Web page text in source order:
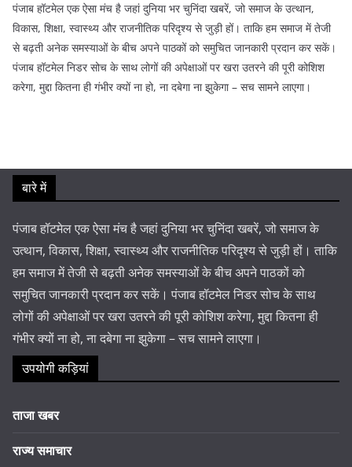
पंजाब हॉटमेल एक ऐसा मंच है जहां दुनिया भर चुनिंदा खबरें, जो समाज के उत्थान,
विकास, शिक्षा, स्वास्थ्य और राजनीतिक परिदृश्य से जुड़ी हों। ताकि हम समाज में तेजी
से बढ़ती अनेक समस्याओं के बीच अपने पाठकों को समुचित जानकारी प्रदान कर सकें।
पंजाब हॉटमेल निडर सोच के साथ लोगों की अपेक्षाओं पर खरा उतरने की पूरी कोशिश
करेगा, मुद्दा कितना ही गंभीर क्यों ना हो, ना दबेगा ना झुकेगा – सच सामने लाएगा।
बारे में
पंजाब हॉटमेल एक ऐसा मंच है जहां दुनिया भर चुनिंदा खबरें, जो समाज के
उत्थान, विकास, शिक्षा, स्वास्थ्य और राजनीतिक परिदृश्य से जुड़ी हों। ताकि
हम समाज में तेजी से बढ़ती अनेक समस्याओं के बीच अपने पाठकों को
समुचित जानकारी प्रदान कर सकें। पंजाब हॉटमेल निडर सोच के साथ
लोगों की अपेक्षाओं पर खरा उतरने की पूरी कोशिश करेगा, मुद्दा कितना ही
गंभीर क्यों ना हो, ना दबेगा ना झुकेगा – सच सामने लाएगा।
उपयोगी कड़ियां
ताजा खबर
राज्य समाचार